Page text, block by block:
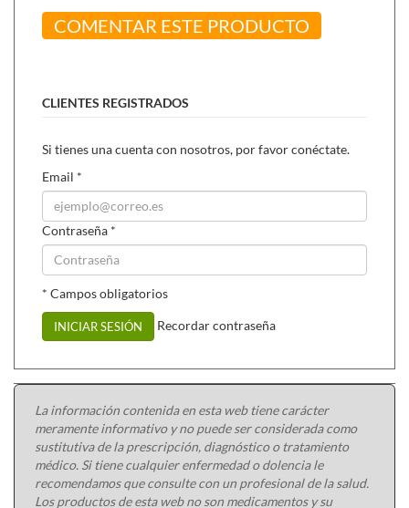
COMENTAR ESTE PRODUCTO
CLIENTES REGISTRADOS
Si tienes una cuenta con nosotros, por favor conéctate.
Email *
Contraseña *
* Campos obligatorios
INICIAR SESIÓN Recordar contraseña
La información contenida en esta web tiene carácter
meramente informativo y no puede ser considerada como
sustitutiva de la prescripción, diagnóstico o tratamiento
médico. Si tiene cualquier enfermedad o dolencia le
recomendamos que consulte con un profesional de la salud.
Los productos de esta web no son medicamentos y su